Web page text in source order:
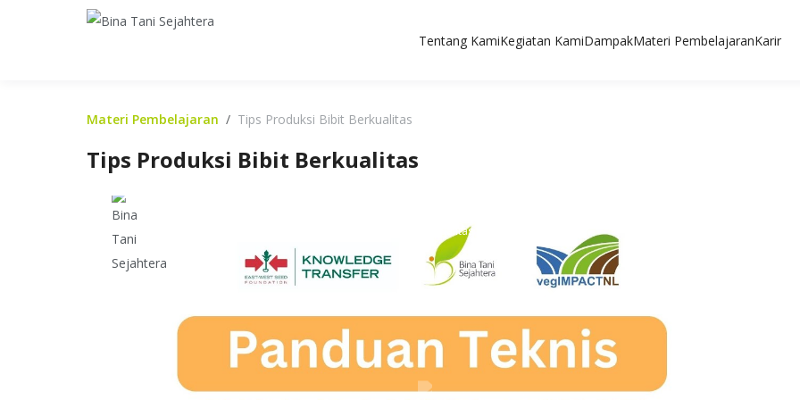
Tentang KamiKegiatan KamiDampakMateri PembelajaranKarir
Materi Pembelajaran Tips Produksi Bibit Berkualitas
Tips Produksi Bibit Berkualitas
Bibit Unggul Tanaman Unggul! Tips Menghasilkan Bibit Berkualitas